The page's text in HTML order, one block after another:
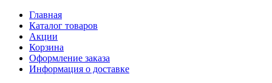
Главная
Каталог товаров
Акции
Корзина
Оформление заказа
Информация о доставке